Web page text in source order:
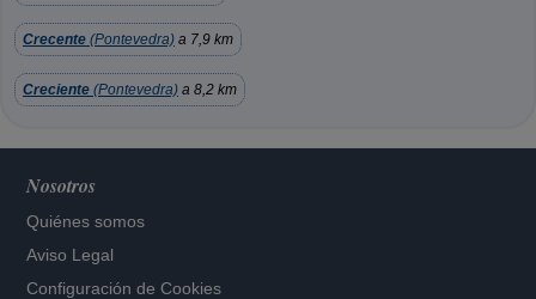
Crecente (Pontevedra) a 7,9 km
Creciente (Pontevedra) a 8,2 km
Nosotros
Quiénes somos
Aviso Legal
Configuración de Cookies